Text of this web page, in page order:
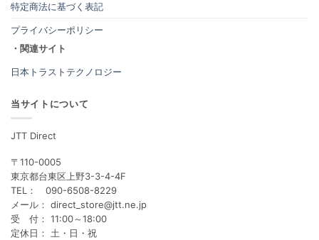
特定商法に基づく表記
プライバシーポリシー
・関連サイト
日本トラストテクノロジー
当サイトについて
JTT Direct
〒110-0005
東京都台東区上野3-3-4-4F
TEL： 090-6508-8229
メール： direct_store@jtt.ne.jp
受 付： 11:00～18:00
定休日： 土・日・祝